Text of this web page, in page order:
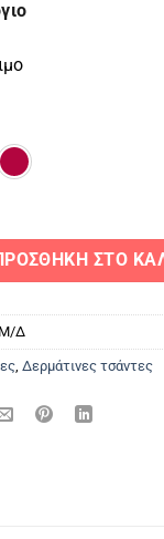
Δερμάτινη Τσάντα
ΣΤΟ
Μ/Δ
, Δερμάτινες τσάντες